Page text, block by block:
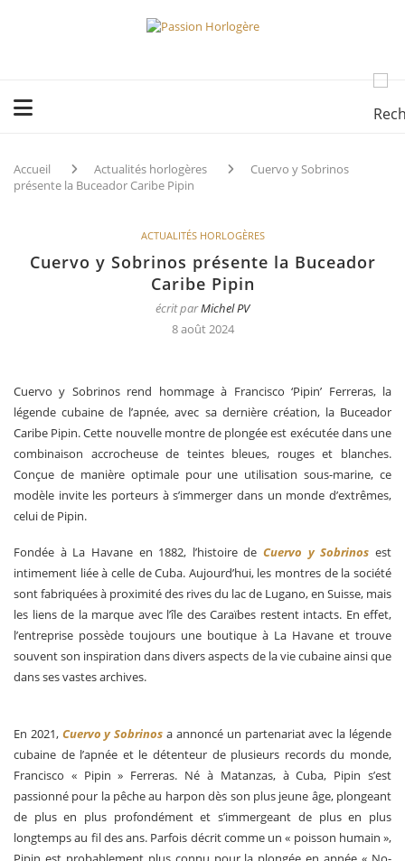
Accueil Actualités horlogères
Cuervo y Sobrinos
présente la Buceador Caribe Pipin
ACTUALITÉS HORLOGÈRES
Cuervo y Sobrinos présente la Buceador
Caribe Pipin
écrit parMichel PV
8 août 2024
Cuervo y Sobrinos rend hommage à Francisco ‘Pipin’ Ferreras, la
légende cubaine de l’apnée, avec sa dernière création, la Buceador
Caribe Pipin. Cette nouvelle montre de plongée est exécutée dans une
combinaison accrocheuse de teintes bleues, rouges et blanches.
Conçue de manière optimale pour une utilisation sous-marine, ce
modèle invite les porteurs à s’immerger dans un monde d’extrêmes,
celui de Pipin.
Fondée à La Havane en 1882, l’histoire deCuervo y Sobrinos est
intimement liée à celle de Cuba. Aujourd’hui, les montres de la société
sont fabriquées à proximité des rives du lac de Lugano, en Suisse, mais
les liens de la marque avec l’île des Caraïbes restent intacts. En effet,
l’entreprise possède toujours une boutique à La Havane et trouve
souvent son inspiration dans divers aspects de la vie cubaine ainsi que
dans ses vastes archives.
En 2021, Cuervo y Sobrinos a annoncé un partenariat avec la légende
cubaine de l’apnée et le détenteur de plusieurs records du monde,
Francisco « Pipin » Ferreras. Né à Matanzas, à Cuba, Pipin s’est
passionné pour la pêche au harpon dès son plus jeune âge, plongeant
de plus en plus profondément et s’immergeant de plus en plus
longtemps au fil des ans. Parfois décrit comme un « poisson humain »,